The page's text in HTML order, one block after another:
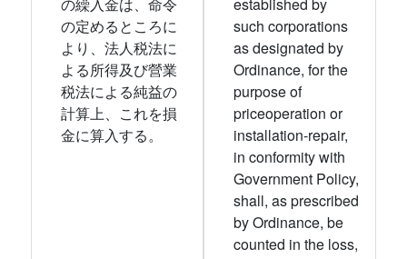
の繰入金は、命令
の定めるところに
より、法人税法に
よる所得及び營業
税法による純益の
計算上、これを損
金に算入する。
established by
such corporations
as designated by
Ordinance, for the
purpose of
priceoperation or
installation-repair,
in conformity with
Government Policy,
shall, as prescribed
by Ordinance, be
counted in the loss,